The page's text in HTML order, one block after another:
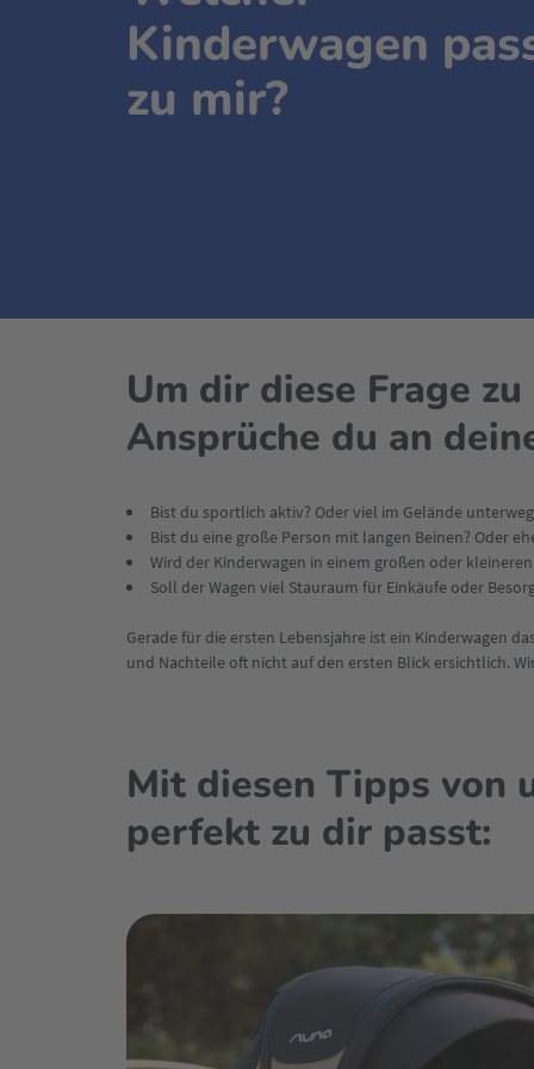
Kinderwagen
zu mir?
Um dir diese Frage
Ansprüche du an
Bist du sportlich aktiv? Oder viel im Gelände
Bist du eine große Person mit langen Beinen? Oder
Wird der Kinderwagen in einem großen oder
Soll der Wagen viel Stauraum für Einkäufe oder
Gerade für die ersten Lebensjahre ist ein Kinderwagen
und Nachteile oft nicht auf den ersten Blick ersichtlich.
Mit diesen Tipps von
perfekt zu dir passt: